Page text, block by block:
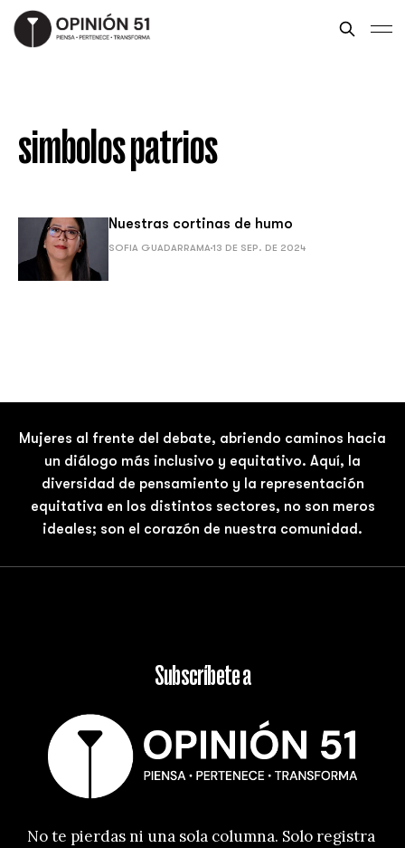
simbolos patrios
Nuestras cortinas de humo
SOFIA GUADARRAMA13 DE SEP. DE 2024
Mujeres al frente del debate, abriendo caminos hacia
un diálogo más inclusivo y equitativo. Aquí, la
diversidad de pensamiento y la representación
equitativa en los distintos sectores, no son meros
ideales; son el corazón de nuestra comunidad.
Subscríbete a
No te pierdas ni una sola columna. Solo registra